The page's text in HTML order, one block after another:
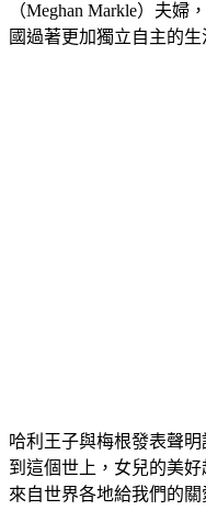
（Meghan Markle）夫
國過著更加獨立自主的
哈利王子與梅根發表聲
到這個世上，女兒的美
來自世界各地給我們的